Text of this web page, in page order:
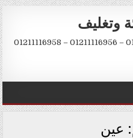
وتغليف
عين